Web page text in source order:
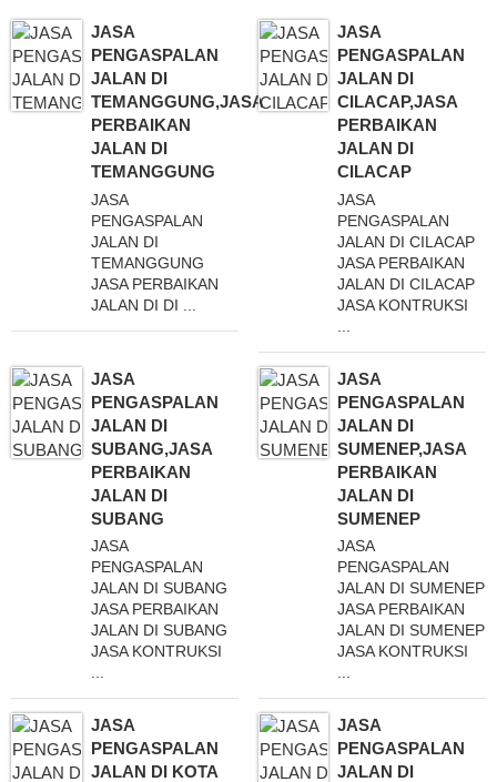
JASA
PENGASPALAN
JALAN DI
TEMANGGUNG,JASA
PERBAIKAN
JALAN DI
TEMANGGUNG
JASA
PENGASPALAN
JALAN DI
TEMANGGUNG
JASA PERBAIKAN
JALAN DI DI ...
JASA
PENGASPALAN
JALAN DI
CILACAP,JASA
PERBAIKAN
JALAN DI
CILACAP
JASA
PENGASPALAN
JALAN DI CILACAP
JASA PERBAIKAN
JALAN DI CILACAP
JASA KONTRUKSI
JASA
PENGASPALAN
JALAN DI
SUBANG,JASA
PERBAIKAN
JALAN DI
SUBANG
JASA
PENGASPALAN
JALAN DI SUBANG
JASA PERBAIKAN
JALAN DI SUBANG
JASA KONTRUKSI
JASA
PENGASPALAN
JALAN DI
SUMENEP,JASA
PERBAIKAN
JALAN DI
SUMENEP
JASA
PENGASPALAN
JALAN DI SUMENEP
JASA PERBAIKAN
JALAN DI SUMENEP
JASA KONTRUKSI
JASA
PENGASPALAN
JALAN DI KOTA
JASA
PENGASPALAN
JALAN DI